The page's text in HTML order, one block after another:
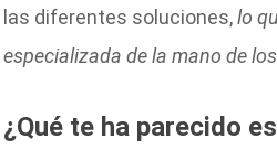
las diferentes soluciones,lo
especializada de la mano de
¿Qué te ha parecido